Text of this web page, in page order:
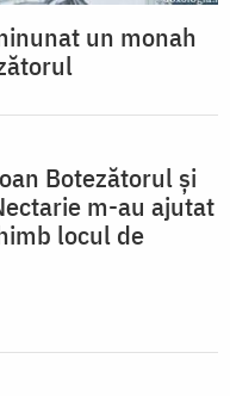
un monah
Botezătorul și
m-au ajutat
locul de